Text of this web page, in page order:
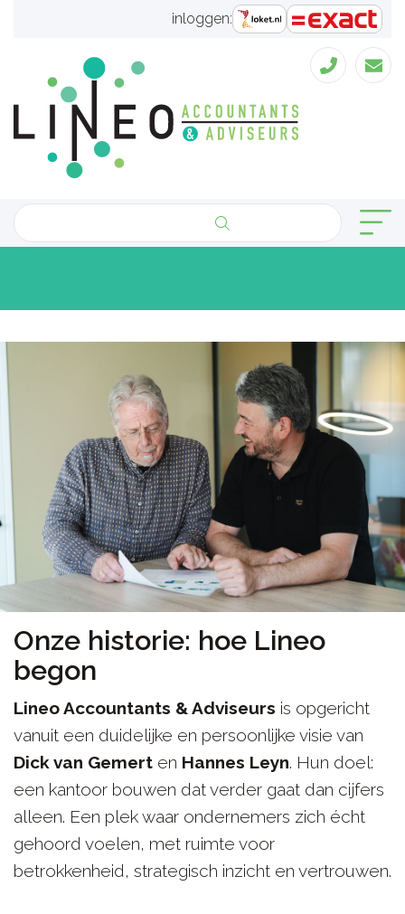
inloggen:
Onze historie: hoe Lineo
begon
Lineo Accountants & Adviseurs is opgericht
vanuit een duidelijke en persoonlijke visie van
Dick van Gemert en Hannes Leyn. Hun doel:
een kantoor bouwen dat verder gaat dan cijfers
alleen. Een plek waar ondernemers zich écht
gehoord voelen, met ruimte voor
betrokkenheid, strategisch inzicht en vertrouwen.